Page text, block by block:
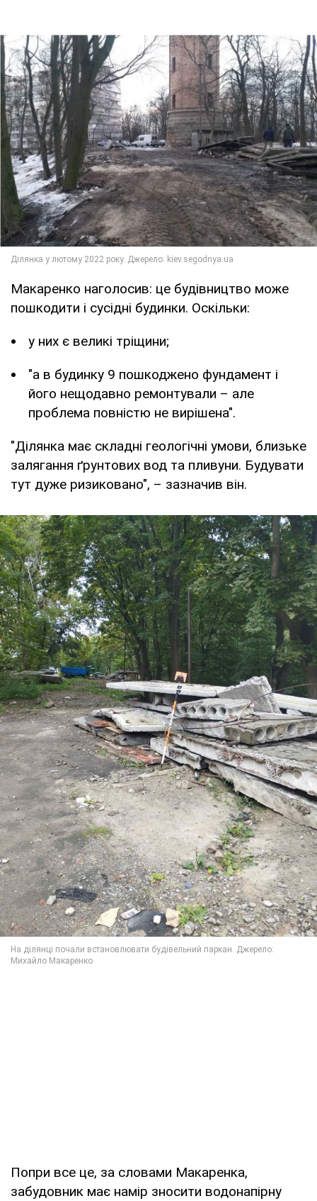
Макаренко наголосив: це будівництво може
пошкодити і сусідні будинки. Оскільки:
у них є великі тріщини;
"а в будинку 9 пошкоджено фундамент і
його нещодавно ремонтували – але
проблема повністю не вирішена".
"Ділянка має складні геологічні умови, близьке
залягання ґрунтових вод та пливуни. Будувати
тут дуже ризиковано", – зазначив він.
Попри все це, за словами Макаренка,
забудовник має намір зносити водонапірну